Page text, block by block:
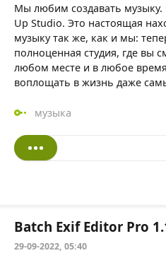
Мы любим создавать
Up Studio. Это настоящая
музыку так же, как и мы:
полноценная студия, где вы
любом месте и в любое
воплощать в жизнь даже
музыка
Batch Exif Editor Pro
29-09-2022, 05:40